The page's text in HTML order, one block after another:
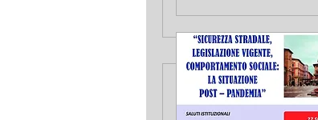
26 mag 2017 Tempo di